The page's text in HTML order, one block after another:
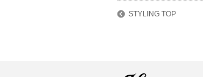
STYLING TOP